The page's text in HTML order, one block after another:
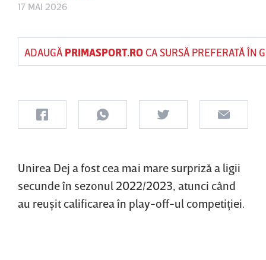
17 MAI 2026
ADAUGĂ PRIMASPORT.ROCA SURSĂ PREFERATĂ ÎN
Unirea Dej a fost cea mai mare surpriză a ligii
secunde în sezonul 2022/2023, atunci când
au reuşit calificarea în play-off-ul competiţiei.